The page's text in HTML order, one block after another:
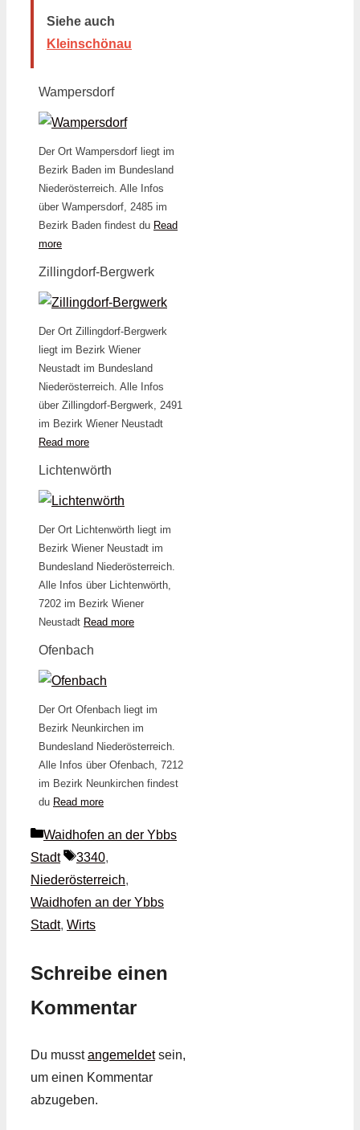
Siehe auch
Kleinschönau
Wampersdorf
Der Ort Wampersdorf liegt im
Bezirk Baden im Bundesland
Niederösterreich. Alle Infos
über Wampersdorf, 2485 im
Bezirk Baden findest du Read
more
Zillingdorf-Bergwerk
Der Ort Zillingdorf-Bergwerk
liegt im Bezirk Wiener
Neustadt im Bundesland
Niederösterreich. Alle Infos
über Zillingdorf-Bergwerk, 2491
im Bezirk Wiener Neustadt
Read more
Lichtenwörth
Der Ort Lichtenwörth liegt im
Bezirk Wiener Neustadt im
Bundesland Niederösterreich.
Alle Infos über Lichtenwörth,
7202 im Bezirk Wiener
Neustadt Read more
Ofenbach
Der Ort Ofenbach liegt im
Bezirk Neunkirchen im
Bundesland Niederösterreich.
Alle Infos über Ofenbach, 7212
im Bezirk Neunkirchen findest
du Read more
Kategorien
Waidhofen an der Ybbs
Stadt
Schlagwörter
3340,
Niederösterreich,
Waidhofen an der Ybbs
Stadt, Wirts
Schreibe einen
Kommentar
Du musstangemeldetsein,
um einen Kommentar
abzugeben.